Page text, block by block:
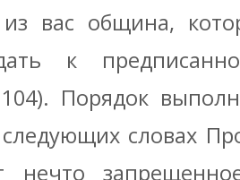
из вас община,
к
Порядок
словах
нечто